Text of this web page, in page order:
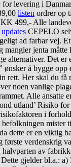
levering i
listenordrer op
499,- Alle
updatesCEPELO
ad farbar vej.
jenta måtte
alternativer. Det er
ønsker å bygge opp
rett. Her skal du få
noen vanlige
Alle ansatte
utland’ Risiko
i
befolkningen mister
dette er en viktig
verdenskrig
halvparten av
gjelder bl.a.: a)